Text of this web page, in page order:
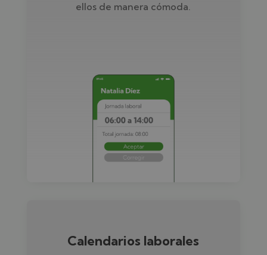
ellos de manera cómoda.
Calendarios laborales